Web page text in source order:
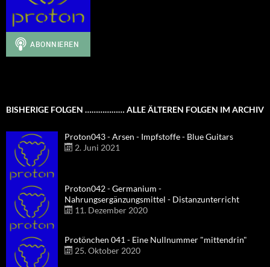
BISHERIGE FOLGEN ……………… ALLE ÄLTEREN FOLGEN IM ARCHIV
Proton043 - Arsen - Impfstoffe - Blue Guitars
2. Juni 2021
Proton042 - Germanium -
Nahrungsergänzungsmittel - Distanzunterricht
11. Dezember 2020
Protönchen 041 - Eine Nullnummer "mittendrin"
25. Oktober 2020